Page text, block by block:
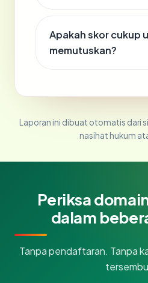
Apakah skor cukup
memutuskan?
Laporan ini dibuat otomatis dari
nasihat hukum
Periksa
dalam
Tanpa pendaftaran. Tanpa